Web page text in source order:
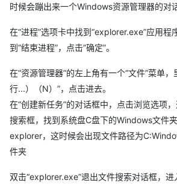
时候会蹦出来一个Windows资源管理器的对
在“进程”选项卡中找到“explorer.exe”应用程
到“结束进程”，点击“确定”。
在“资源管理器”的左上角有一个“文件”菜单
行...）（N）”，点击进去。
在“创建新任务”的对话框中，点击浏览选项
搜索框，找到系统盘C盘下的Windows文件
explorer，这时候会出现文件路径为
件夹
双击“explorer.exe”退出文件搜索对话框，